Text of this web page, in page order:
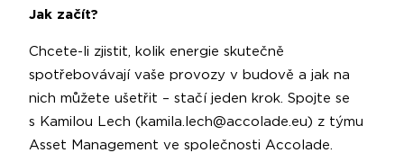
Jak začít?
Chcete-li zjistit, kolik energie skutečně
spotřebovávají vaše provozy v budově a jak na
nich můžete ušetřit – stačí jeden krok. Spojte se
s Kamilou Lech (kamila.lech@accolade.eu) z týmu
Asset Management ve společnosti Accolade.